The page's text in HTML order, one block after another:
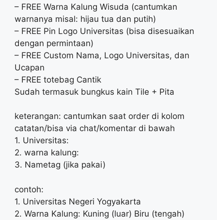
– FREE Warna Kalung Wisuda (cantumkan
warnanya misal: hijau tua dan putih)
– FREE Pin Logo Universitas (bisa disesuaikan
dengan permintaan)
– FREE Custom Nama, Logo Universitas, dan
Ucapan
– FREE totebag Cantik
Sudah termasuk bungkus kain Tile + Pita
keterangan: cantumkan saat order di kolom
catatan/bisa via chat/komentar di bawah
1. Universitas:
2. warna kalung:
3. Nametag (jika pakai)
contoh:
1. Universitas Negeri Yogyakarta
2. Warna Kalung: Kuning (luar) Biru (tengah)